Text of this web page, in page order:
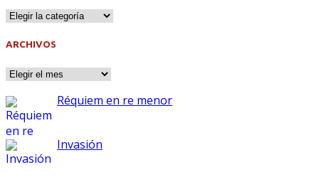
ARCHIVOS
Réquiem en re menor
Invasión